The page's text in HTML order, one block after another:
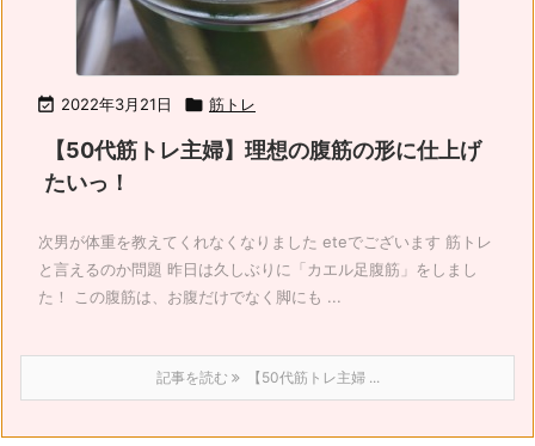
 2022年3月21日  筋トレ
【50代筋トレ主婦】理想の腹筋の形に仕上げ
たいっ！
次男が体重を教えてくれなくなりました eteでございます 筋トレ
と言えるのか問題 昨日は久しぶりに「カエル足腹筋」をしまし
た！ この腹筋は、お腹だけでなく脚にも ...
記事を読む 【50代筋トレ主婦 ...